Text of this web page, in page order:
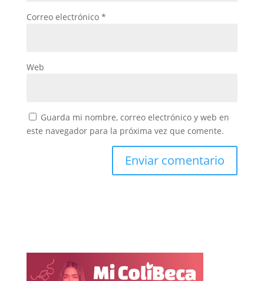
Correo electrónico *
Web
Guarda mi nombre, correo electrónico y web en
este navegador para la próxima vez que comente.